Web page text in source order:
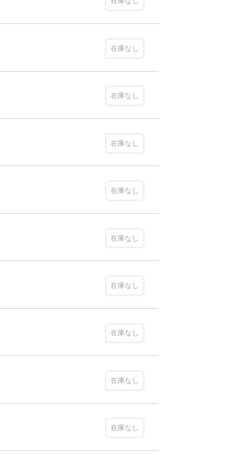
在庫なし
在庫なし
在庫なし
在庫なし
在庫なし
在庫なし
在庫なし
在庫なし
在庫なし